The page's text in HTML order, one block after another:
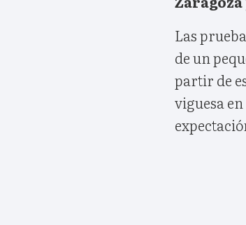
Las
de un
partir de
viguesa